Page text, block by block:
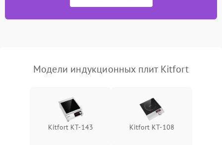
Модели индукционных плит Kitfort
Kitfort КТ-143 Kitfort КТ-108